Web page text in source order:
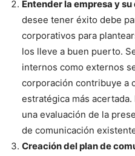
Entender la empresa y
desee tener éxito debe
corporativos para
los lleve a buen puerto.
internos como externos
corporación contribuye a
estratégica más
una evaluación de la
de comunicación
Creación del plan de